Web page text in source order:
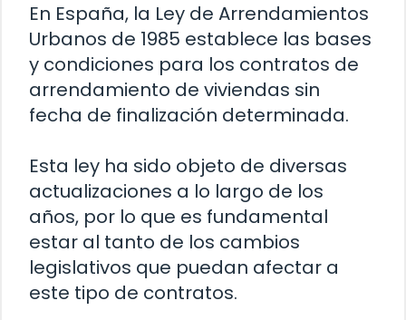
En España, la Ley de Arrendamientos
Urbanos de 1985 establece las bases
y condiciones para los contratos de
arrendamiento de viviendas sin
fecha de finalización determinada.
Esta ley ha sido objeto de diversas
actualizaciones a lo largo de los
años, por lo que es fundamental
estar al tanto de los cambios
legislativos que puedan afectar a
este tipo de contratos.